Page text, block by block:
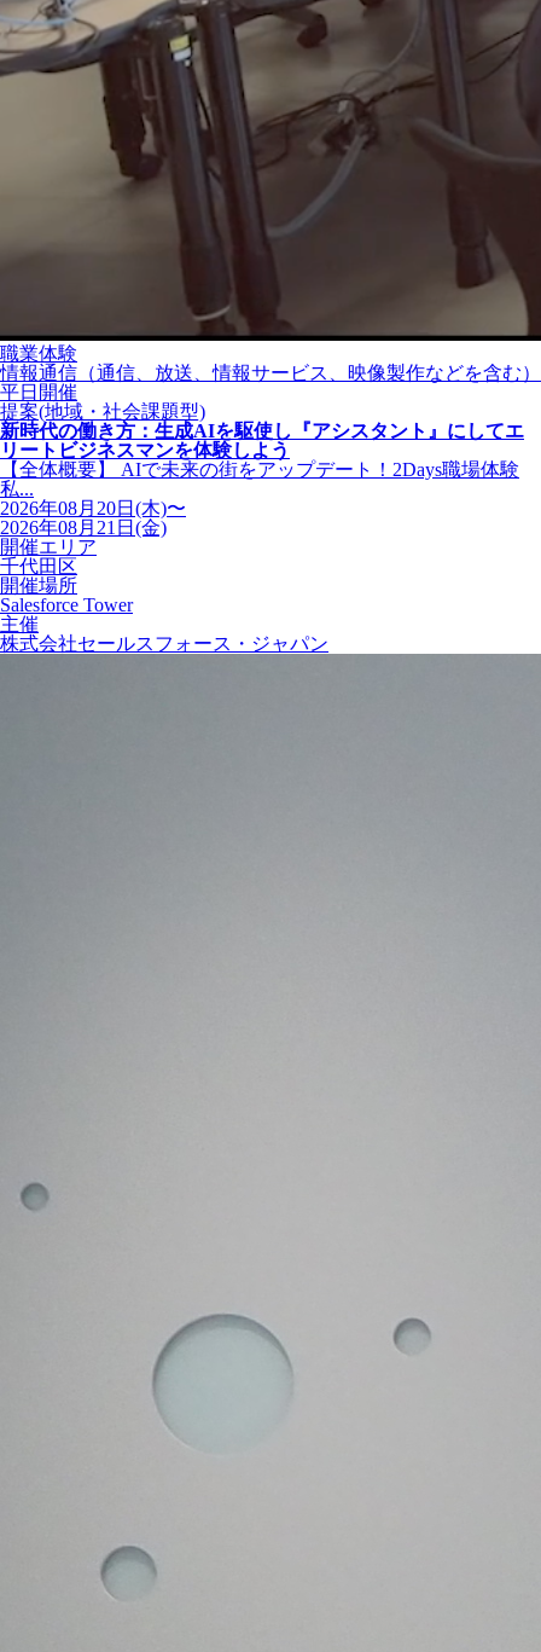
職業体験
情報通信（通信、放送、情報サービス、映像製作などを含む）
平日開催
提案(地域・社会課題型)
新時代の働き方：生成AIを駆使し『アシスタント』にしてエ
リートビジネスマンを体験しよう
【全体概要】 AIで未来の街をアップデート！2Days職場体験
私...
2026年08月20日(木)〜
2026年08月21日(金)
開催エリア
千代田区
開催場所
Salesforce Tower
主催
株式会社セールスフォース・ジャパン